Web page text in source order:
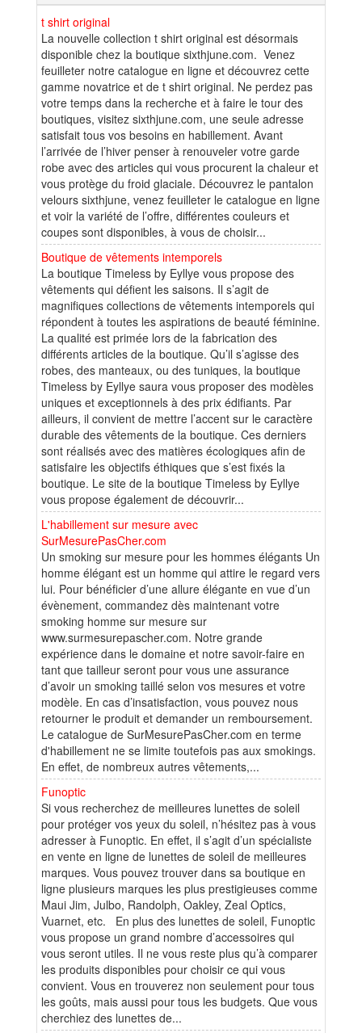
t shirt original
La nouvelle collection t shirt original est désormais
disponible chez la boutique sixthjune.com. Venez
feuilleter notre catalogue en ligne et découvrez cette
gamme novatrice et de t shirt original. Ne perdez pas
votre temps dans la recherche et à faire le tour des
boutiques, visitez sixthjune.com, une seule adresse
satisfait tous vos besoins en habillement. Avant
l’arrivée de l’hiver penser à renouveler votre garde
robe avec des articles qui vous procurent la chaleur et
vous protège du froid glaciale. Découvrez le pantalon
velours sixthjune, venez feuilleter le catalogue en ligne
et voir la variété de l’offre, différentes couleurs et
coupes sont disponibles, à vous de choisir...
Boutique de vêtements intemporels
La boutique Timeless by Eyllye vous propose des
vêtements qui défient les saisons. Il s’agit de
magnifiques collections de vêtements intemporels qui
répondent à toutes les aspirations de beauté féminine.
La qualité est primée lors de la fabrication des
différents articles de la boutique. Qu’il s’agisse des
robes, des manteaux, ou des tuniques, la boutique
Timeless by Eyllye saura vous proposer des modèles
uniques et exceptionnels à des prix édifiants. Par
ailleurs, il convient de mettre l’accent sur le caractère
durable des vêtements de la boutique. Ces derniers
sont réalisés avec des matières écologiques afin de
satisfaire les objectifs éthiques que s’est fixés la
boutique. Le site de la boutique Timeless by Eyllye
vous propose également de découvrir...
L'habillement sur mesure avec
SurMesurePasCher.com
Un smoking sur mesure pour les hommes élégants Un
homme élégant est un homme qui attire le regard vers
lui. Pour bénéficier d’une allure élégante en vue d’un
évènement, commandez dès maintenant votre
smoking homme sur mesure sur
www.surmesurepascher.com. Notre grande
expérience dans le domaine et notre savoir-faire en
tant que tailleur seront pour vous une assurance
d’avoir un smoking taillé selon vos mesures et votre
modèle. En cas d’insatisfaction, vous pouvez nous
retourner le produit et demander un remboursement.
Le catalogue de SurMesurePasCher.com en terme
d'habillement ne se limite toutefois pas aux smokings.
En effet, de nombreux autres vêtements,...
Funoptic
Si vous recherchez de meilleures lunettes de soleil
pour protéger vos yeux du soleil, n’hésitez pas à vous
adresser à Funoptic. En effet, il s’agit d’un spécialiste
en vente en ligne de lunettes de soleil de meilleures
marques. Vous pouvez trouver dans sa boutique en
ligne plusieurs marques les plus prestigieuses comme
Maui Jim, Julbo, Randolph, Oakley, Zeal Optics,
Vuarnet, etc. En plus des lunettes de soleil, Funoptic
vous propose un grand nombre d’accessoires qui
vous seront utiles. Il ne vous reste plus qu’à comparer
les produits disponibles pour choisir ce qui vous
convient. Vous en trouverez non seulement pour tous
les goûts, mais aussi pour tous les budgets. Que vous
cherchiez des lunettes de...